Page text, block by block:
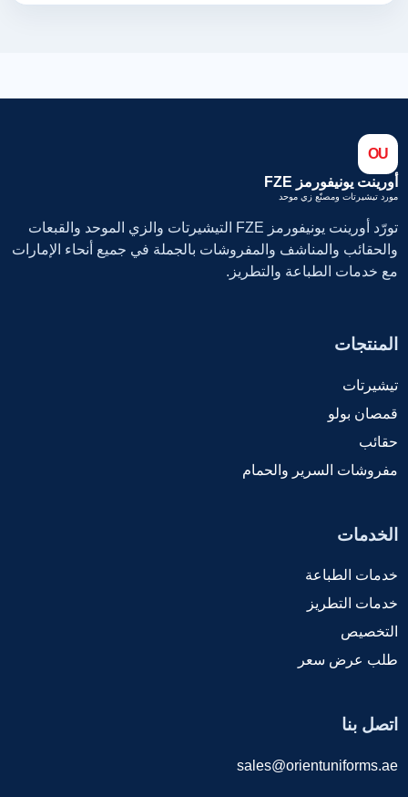
OU
أورينت يونيفورمز FZE
مورد تيشيرتات ومصنّع زي موحد
تورّد أورينت يونيفورمز FZE التيشيرتات والزي الموحد والقبعات
والحقائب والمناشف والمفروشات بالجملة في جميع أنحاء الإمارات
مع خدمات الطباعة والتطريز.
المنتجات
تيشيرتات
قمصان بولو
حقائب
مفروشات السرير والحمام
الخدمات
خدمات الطباعة
خدمات التطريز
التخصيص
طلب عرض سعر
اتصل بنا
sales@orientuniforms.ae